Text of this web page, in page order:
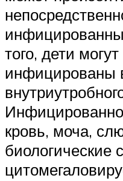
того, дети
инфицированы
кровь, моча,
биологические